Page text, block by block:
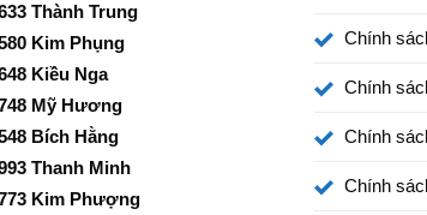
hiệu quả giặt sạch và hạn chế xoắn rối.
Thành Trung
Kim Phụng
Kiều Nga
Mỹ Hương
Bích Hằng
Thanh Minh
Kim Phượng
Chính
Chính
Chính
Chính